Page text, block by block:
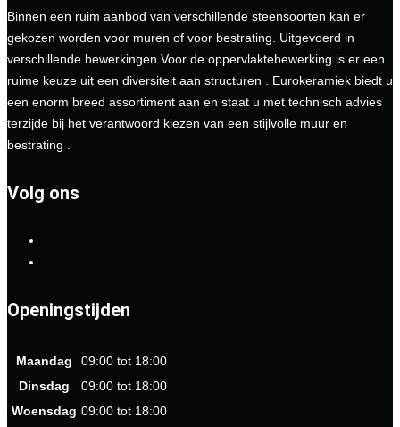
Binnen een ruim aanbod van verschillende steensoorten kan er
gekozen worden voor muren of voor bestrating. Uitgevoerd in
verschillende bewerkingen.Voor de oppervlaktebewerking is er een
ruime keuze uit een diversiteit aan structuren . Eurokeramiek biedt u
een enorm breed assortiment aan en staat u met technisch advies
terzijde bij het verantwoord kiezen van een stijlvolle muur en
bestrating .
Volg ons
Openingstijden
Maandag
09:00 tot 18:00
Dinsdag
09:00 tot 18:00
Woensdag 09:00 tot 18:00